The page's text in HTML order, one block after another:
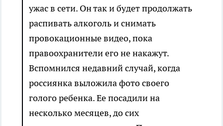
ужас в сети. Он так и будет продолжать
распивать алкоголь и снимать
провокационные видео, пока
правоохранители его не накажут.
Вспомнился недавний случай, когда
россиянка выложила фото своего
голого ребенка. Ее посадили на
несколько месяцев, до сих